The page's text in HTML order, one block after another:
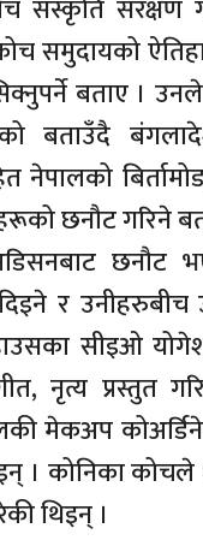
संस्कृति संरक्षण
समुदायको
बताए ।
बताउँदै
नेपालको
छनौट गरिने
छनौट
र उनीहरुबीच
सीइओ
नृत्य प्रस्तुत
मेकअप
। कोनिका कोचले
थिइन् ।